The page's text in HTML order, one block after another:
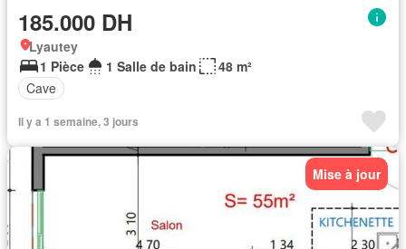
185.000 DH
Lyautey
1 Pièce
1 Salle de bain
48 m²
Cave
Il y a 1 semaine, 3 jours
Mise à jour